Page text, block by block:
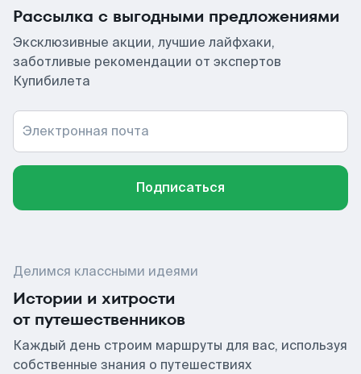
Рассылка с выгодными предложениями
Эксклюзивные акции, лучшие лайфхаки,
заботливые рекомендации от экспертов
Купибилета
Электронная почта
Подписаться
Делимся классными идеями
Истории и хитрости
от путешественников
Каждый день строим маршруты для вас, используя
собственные знания о путешествиях